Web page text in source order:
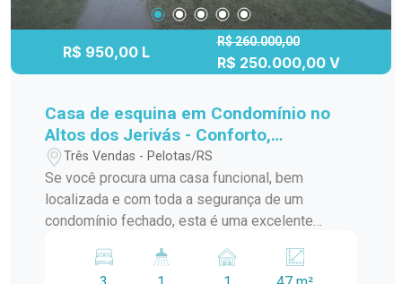
R$ 950,00 L
R$ 260.000,00
R$ 250.000,00 V
Casa de esquina em Condomínio no
Altos dos Jerivás - Conforto,
Segurança e Qualidade de Vida
Três Vendas - Pelotas/RS
Se você procura uma casa funcional, bem
localizada e com toda a segurança de um
condomínio fechado, esta é uma excelente
no bairro Alto dos Jerivás, em Pelotas. O imóvel